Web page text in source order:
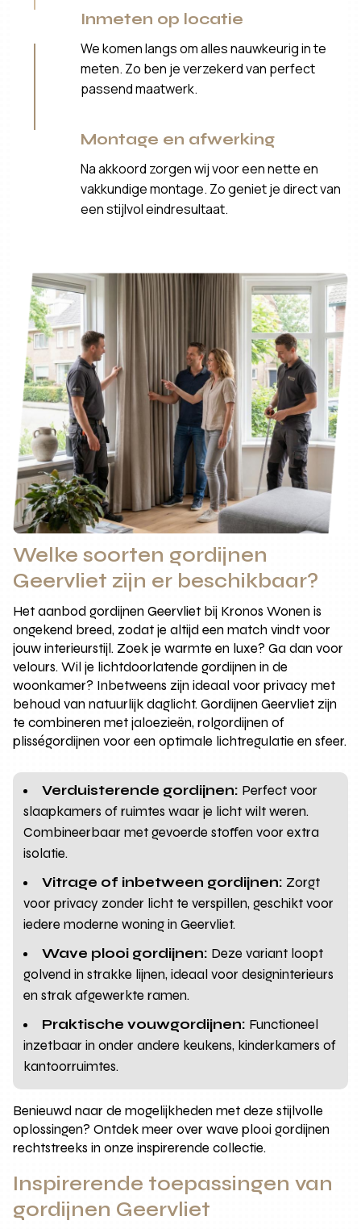
Inmeten op locatie
We komen langs om alles nauwkeurig in te
meten. Zo ben je verzekerd van perfect
passend maatwerk.
Montage en afwerking
Na akkoord zorgen wij voor een nette en
vakkundige montage. Zo geniet je direct van
een stijlvol eindresultaat.
Welke soorten gordijnen
Geervliet zijn er beschikbaar?
Het aanbod gordijnen Geervliet bij Kronos Wonen is
ongekend breed, zodat je altijd een match vindt voor
jouw interieurstijl. Zoek je warmte en luxe? Ga dan voor
velours. Wil je lichtdoorlatende gordijnen in de
woonkamer? Inbetweens zijn ideaal voor privacy met
behoud van natuurlijk daglicht. Gordijnen Geervliet zijn
te combineren met jaloezieën, rolgordijnen of
plisségordijnen voor een optimale lichtregulatie en sfeer.
Verduisterende gordijnen: Perfect voor
slaapkamers of ruimtes waar je licht wilt weren.
Combineerbaar met gevoerde stoffen voor extra
isolatie.
Vitrage of inbetween gordijnen: Zorgt
voor privacy zonder licht te verspillen, geschikt voor
iedere moderne woning in Geervliet.
Wave plooi gordijnen: Deze variant loopt
golvend in strakke lijnen, ideaal voor designinterieurs
en strak afgewerkte ramen.
Praktische vouwgordijnen: Functioneel
inzetbaar in onder andere keukens, kinderkamers of
kantoorruimtes.
Benieuwd naar de mogelijkheden met deze stijlvolle
oplossingen? Ontdek meer over wave plooi gordijnen
rechtstreeks in onze inspirerende collectie.
Inspirerende toepassingen van
gordijnen Geervliet